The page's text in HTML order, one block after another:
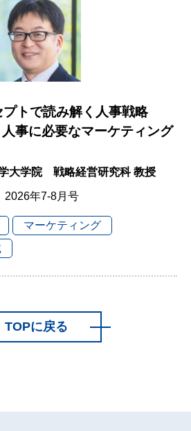
トで読み解く人事戦略
事に必要なマーケティング
大学院 戦略経営研究科 教授
2026年7-8月号
マーケティング
TOPに戻る